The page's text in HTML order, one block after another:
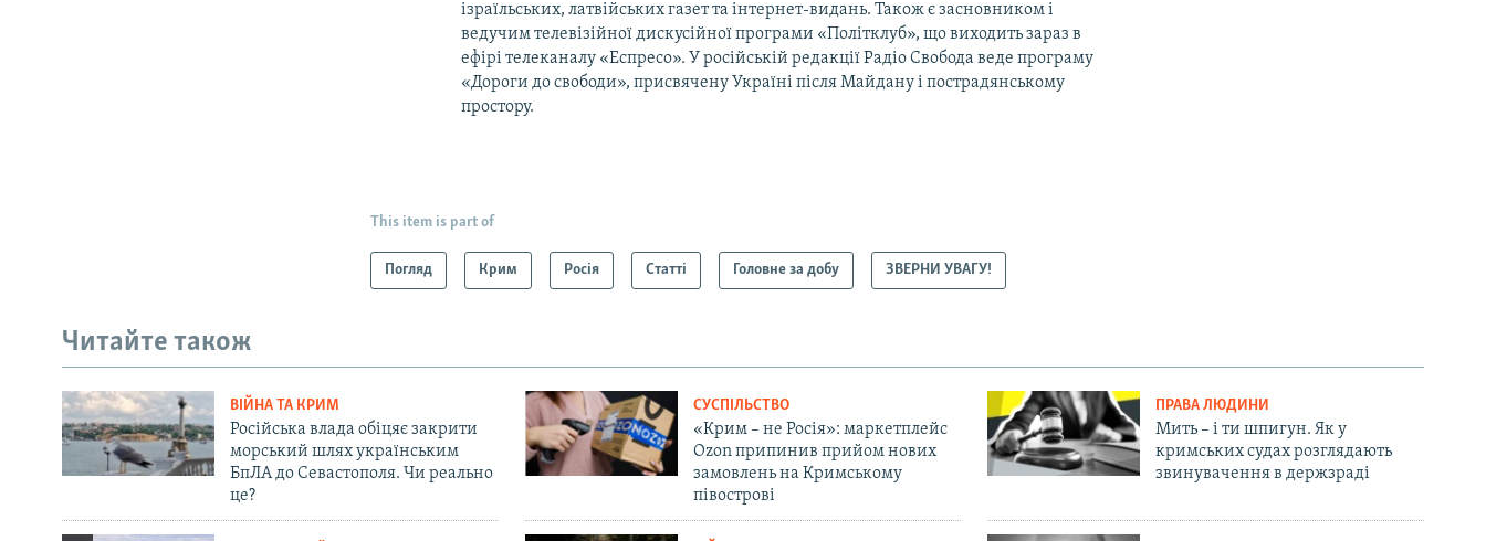
ізраїльських, латвійських газет та інтернет-видань. Також є засновником і
ведучим телевізійної дискусійної програми «Політклуб», що виходить зараз в
ефірі телеканалу «Еспресо». У російській редакції Радіо Свобода веде програму
«Дороги до свободи», присвячену Україні після Майдану і пострадянському
простору.
This item is part of
Погляд Крим Росія Статті Головне за добу ЗВЕРНИ УВАГУ!
Читайте також
ВІЙНА ТА КРИМ
Російська влада обіцяє закрити
морський шлях українським
БпЛА до Севастополя. Чи реально
це?
СУСПІЛЬСТВО
«Крим – не Росія»: маркетплейс
Ozon припинив прийом нових
замовлень на Кримському
півострові
ПРАВА ЛЮДИНИ
Мить – і ти шпигун. Як у
кримських судах розглядають
звинувачення в держзраді